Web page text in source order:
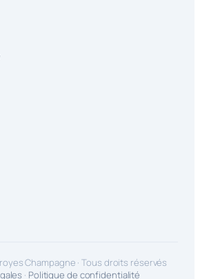
Champagne · Tous droits réservés
· Politique de confidentialité